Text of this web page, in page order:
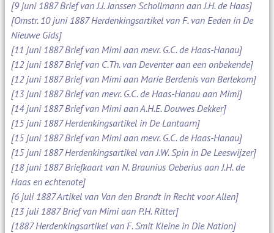
[9 juni 1887 Brief van J.J. Janssen Schollmann aan J.H. de Haas]
[Omstr. 10 juni 1887 Herdenkingsartikel van F. van Eeden in De
Nieuwe Gids]
[11 juni 1887 Brief van Mimi aan mevr. G.C. de Haas-Hanau]
[12 juni 1887 Brief van C.Th. van Deventer aan een onbekende]
[12 juni 1887 Brief van Mimi aan Marie Berdenis van Berlekom]
[13 juni 1887 Brief van mevr. G.C. de Haas-Hanau aan Mimi]
[14 juni 1887 Brief van Mimi aan A.H.E. Douwes Dekker]
[15 juni 1887 Herdenkingsartikel in De Lantaarn]
[15 juni 1887 Brief van Mimi aan mevr. G.C. de Haas-Hanau]
[15 juni 1887 Herdenkingsartikel van J.W. Spin in De Leeswijzer]
[18 juni 1887 Briefkaart van N. Braunius Oeberius aan J.H. de
Haas en echtenote]
[6 juli 1887 Artikel van Van den Brandt in Recht voor Allen]
[13 juli 1887 Brief van Mimi aan P.H. Ritter]
[1887 Herdenkingsartikel van F. Smit Kleine in Die Nation]